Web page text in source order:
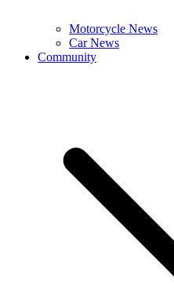
Motorcycle News
Car News
Community